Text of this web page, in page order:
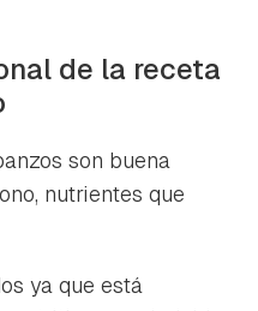
de la receta
son buena
nutrientes que
ya que está